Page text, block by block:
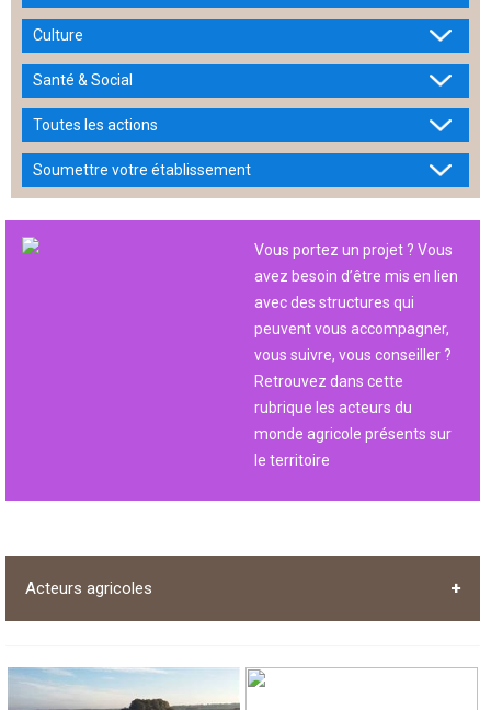
Culture
Santé & Social
Toutes les actions
Soumettre votre établissement
Vous portez un projet ? Vous
avez besoin d’être mis en lien
avec des structures qui
peuvent vous accompagner,
vous suivre, vous conseiller ?
Retrouvez dans cette
rubrique les acteurs du
monde agricole présents sur
le territoire
Acteurs agricoles
informations, recherche de foncier, accompagnement au